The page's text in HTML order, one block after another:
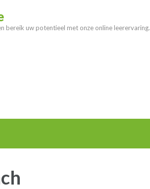
bereik uw potentieel met onze online leerervaring.